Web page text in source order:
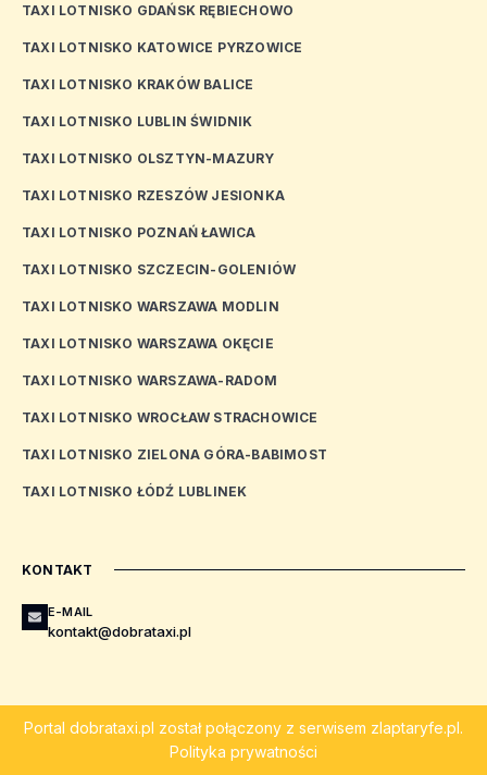
TAXI LOTNISKO GDAŃSK RĘBIECHOWO
TAXI LOTNISKO KATOWICE PYRZOWICE
TAXI LOTNISKO KRAKÓW BALICE
TAXI LOTNISKO LUBLIN ŚWIDNIK
TAXI LOTNISKO OLSZTYN-MAZURY
TAXI LOTNISKO RZESZÓW JESIONKA
TAXI LOTNISKO POZNAŃ ŁAWICA
TAXI LOTNISKO SZCZECIN-GOLENIÓW
TAXI LOTNISKO WARSZAWA MODLIN
TAXI LOTNISKO WARSZAWA OKĘCIE
TAXI LOTNISKO WARSZAWA-RADOM
TAXI LOTNISKO WROCŁAW STRACHOWICE
TAXI LOTNISKO ZIELONA GÓRA-BABIMOST
TAXI LOTNISKO ŁÓDŹ LUBLINEK
KONTAKT
E-MAIL
kontakt@dobrataxi.pl
Portal dobrataxi.pl został połączony z serwisem zlaptaryfe.pl.
Polityka prywatności